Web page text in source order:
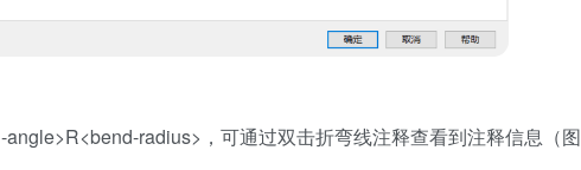
radius>，可通过双击折弯线注释查看到注释信息（图